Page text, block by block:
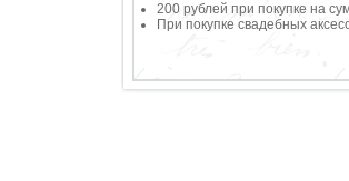
200 рублей при покупке на
При покупке свадебных